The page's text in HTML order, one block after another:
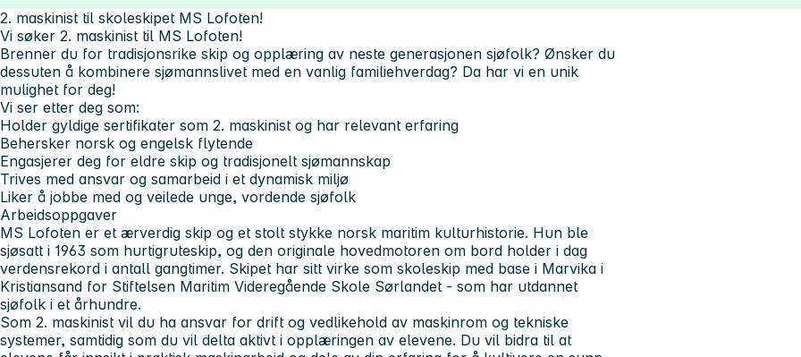
2. maskinist til skoleskipet MS Lofoten!
Vi søker 2. maskinist til MS Lofoten!
Brenner du for tradisjonsrike skip og opplæring av neste generasjonen sjøfolk? Ønsker du
dessuten å kombinere sjømannslivet med en vanlig familiehverdag? Da har vi en unik
mulighet for deg!
Vi ser etter deg som:
Holder gyldige sertifikater som 2. maskinist og har relevant erfaring
Behersker norsk og engelsk flytende
Engasjerer deg for eldre skip og tradisjonelt sjømannskap
Trives med ansvar og samarbeid i et dynamisk miljø
Liker å jobbe med og veilede unge, vordende sjøfolk
Arbeidsoppgaver
MS Lofoten er et ærverdig skip og et stolt stykke norsk maritim kulturhistorie. Hun ble
sjøsatt i 1963 som hurtigruteskip, og den originale hovedmotoren om bord holder i dag
verdensrekord i antall gangtimer. Skipet har sitt virke som skoleskip med base i Marvika i
Kristiansand for Stiftelsen Maritim Videregående Skole Sørlandet - som har utdannet
sjøfolk i et århundre.
Som 2. maskinist vil du ha ansvar for drift og vedlikehold av maskinrom og tekniske
systemer, samtidig som du vil delta aktivt i opplæringen av elevene. Du vil bidra til at